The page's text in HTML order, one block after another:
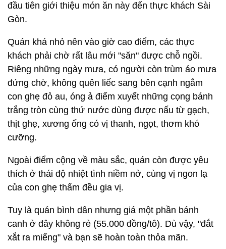
đầu tiên giới thiệu món ăn này đến thực khách Sài
Gòn.
Quán khá nhỏ nên vào giờ cao điểm, các thực
khách phải chờ rất lâu mới "săn" được chỗ ngồi.
Riêng những ngày mưa, có người còn trùm áo mưa
đứng chờ, không quên liếc sang bên cạnh ngắm
con ghẹ đỏ au, óng ả điểm xuyết những cọng bánh
trắng tròn cùng thứ nước dùng được nấu từ gạch,
thịt ghẹ, xương ống có vị thanh, ngọt, thơm khó
cưỡng.
Ngoài điểm cộng về màu sắc, quán còn được yêu
thích ở thái độ nhiệt tình niềm nở, cùng vị ngon lạ
của con ghẹ thấm đều gia vị.
Tuy là quán bình dân nhưng giá một phần bánh
canh ở đây không rẻ (55.000 đồng/tô). Dù vậy, "đắt
xắt ra miếng" và bạn sẽ hoàn toàn thỏa mãn.